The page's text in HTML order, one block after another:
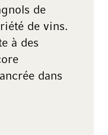
de
de vins.
à des
dans